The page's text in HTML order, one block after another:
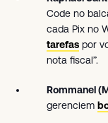
Code no
cada Pix no
tarefas por
nota fiscal”.
Rommanel
gerenciem